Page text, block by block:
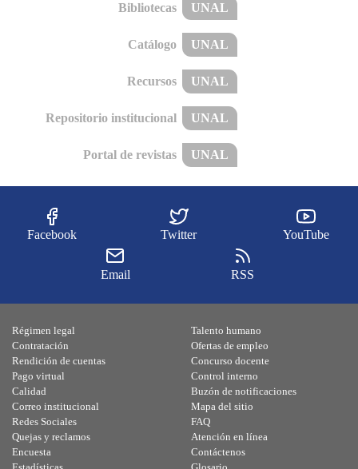
Bibliotecas UNAL
Catálogo UNAL
Recursos UNAL
Repositorio institucional UNAL
Portal de revistas UNAL
Facebook Twitter YouTube
Email RSS
Régimen legal
Contratación
Rendición de cuentas
Pago virtual
Calidad
Talento humano
Ofertas de empleo
Concurso docente
Control interno
Buzón de notificaciones
Correo institucional
Redes Sociales
Quejas y reclamos
Encuesta
Mapa del sitio
FAQ
Atención en línea
Contáctenos